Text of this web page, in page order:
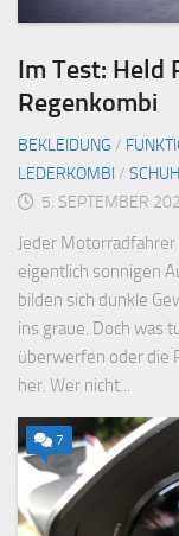
Im Test: Held
Regenkombi
BEKLEIDUNG /
LEDERKOMBI /
5. SEPTEMBER
Jeder
eigentlich sonnigen
bilden sich dunkle
ins graue. Doch was
überwerfen oder die
her. Wer nicht...
7